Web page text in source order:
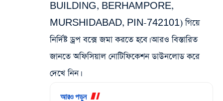
BUILDING, BERHAMPORE,
MURSHIDABAD, PIN-742101) গিয়ে
নির্দিষ্ট ড্রপ বক্সে জমা করতে হবে। আরও বিস্তারিত
জানতে অফিসিয়াল নোটিফিকেশন ডাউনলোড করে
দেখে নিন।
আরও পড়ুন